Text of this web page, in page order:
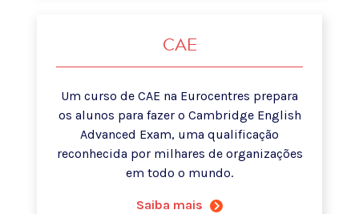
CAE
Um curso de CAE na Eurocentres prepara
os alunos para fazer o Cambridge English
Advanced Exam, uma qualificação
reconhecida por milhares de organizações
em todo o mundo.
Saiba mais